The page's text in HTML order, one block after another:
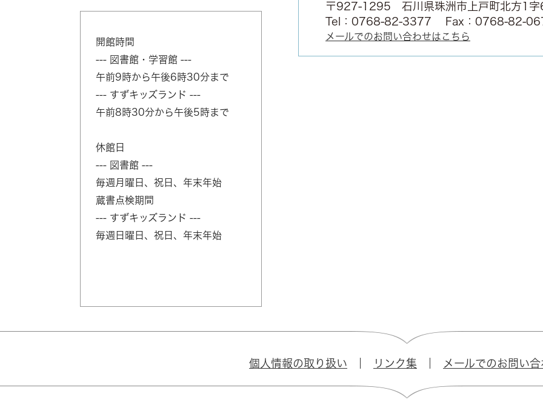
〒927-1295
石川県珠洲市上戸町北方1
Tel：0768-82-3377
Fax：0768-82-
メールでのお問い合わせはこちら
開館時間
--- 図書館・学習館 ---
午前9時から午後6時30分まで
--- すずキッズランド ---
午前8時30分から午後5時まで
休館日
--- 図書館 ---
毎週月曜日、祝日、年末年始
蔵書点検期間
--- すずキッズランド ---
毎週日曜日、祝日、年末年始
個人情報の取り扱い リンク集 メールでのお問い